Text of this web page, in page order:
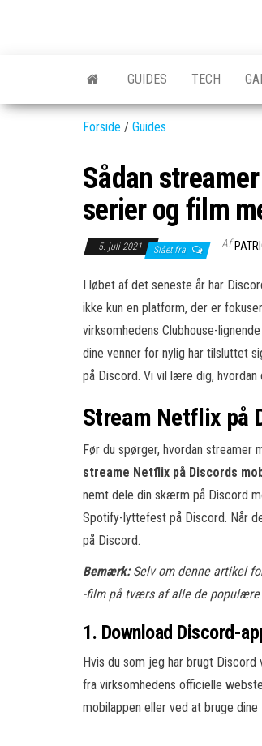
online.dk
GEAR
og
nyeste
GUIDES TECH
Forside / Guides
Sådan
serier og film
5. juli 2021 Slået fra Af
I løbet af det seneste år har
ikke kun en platform, der er
virksomhedens Clubhouse-
dine venner for nylig har tilsluttet
på Discord. Vi vil lære dig, hvordan
Stream Netflix på
Før du spørger, hvordan streamer
streame Netflix på Discords
nemt dele din skærm på Discord
Spotify-lyttefest på Discord. Når
på Discord.
Bemærk:Selv om denne artikel
-film på tværs af alle de populære
1. Download Discord-
Hvis du som jeg har brugt Discord
fra virksomhedens officielle
mobilappen eller ved at bruge dine